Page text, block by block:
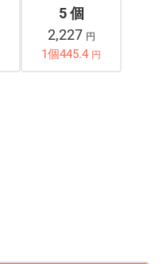
5 個
2,227 円
1個445.4 円